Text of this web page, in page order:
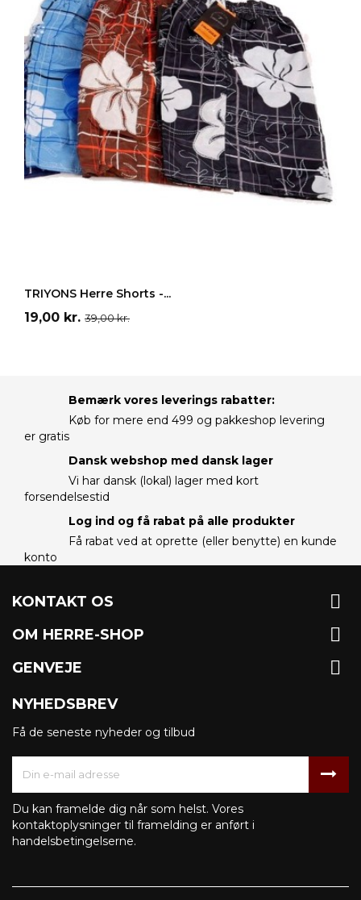
TRIYONS Herre Shorts -...
Pris
19,00 kr. Normalpris
39,00 kr.
Bemærk vores leverings rabatter:
Køb for mere end 499 og pakkeshop levering
er gratis
Dansk webshop med dansk lager
Vi har dansk (lokal) lager med kort
forsendelsestid
Log ind og få rabat på alle produkter
Få rabat ved at oprette (eller benytte) en kunde
konto
KONTAKT OS 
OM HERRE-SHOP 
GENVEJE 
NYHEDSBREV
Få de seneste nyheder og tilbud
Du kan framelde dig når som helst. Vores
kontaktoplysninger til framelding er anført i
handelsbetingelserne.